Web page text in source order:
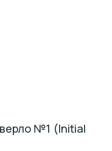
№1 (Initial